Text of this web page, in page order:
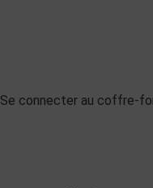
Se connecter au coffre-